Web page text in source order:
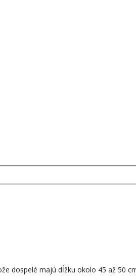
dospelé majú dĺžku okolo 45 až 50